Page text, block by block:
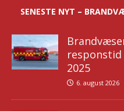
SENESTE NYT –
responstid
2025
6. august 2026